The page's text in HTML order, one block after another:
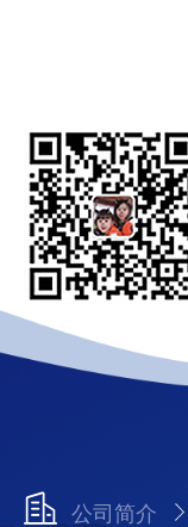
公司简介